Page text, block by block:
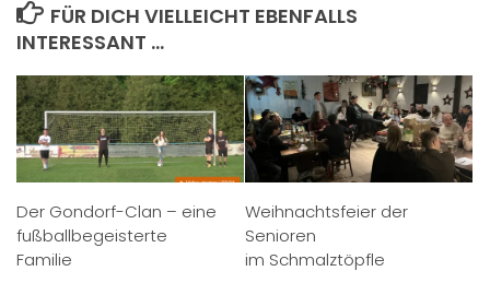
FÜR DICH VIELLEICHT EBENFALLS
INTERESSANT …
Der Gondorf-Clan – eine
fußballbegeisterte
Familie
Weihnachtsfeier der
Senioren
im Schmalztöpfle